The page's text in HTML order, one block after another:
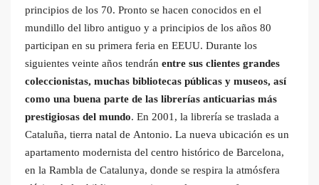
principios de los 70. Pronto se hacen conocidos en el
mundillo del libro antiguo y a principios de los años 80
participan en su primera feria en EEUU. Durante los
siguientes veinte años tendrán entre sus clientes grandes
coleccionistas, muchas bibliotecas públicas y museos, así
como una buena parte de las librerías anticuarias más
prestigiosas del mundo. En 2001, la librería se traslada a
Cataluña, tierra natal de Antonio. La nueva ubicación es un
apartamento modernista del centro histórico de Barcelona,
en la Rambla de Catalunya, donde se respira la atmósfera